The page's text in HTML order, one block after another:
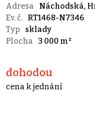
Adresa
Náchodská,
Ev. č.
RT1468-N7346
Typ
sklady
Plocha
3 000 m²
dohodou
cena k jednání